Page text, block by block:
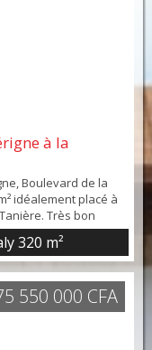
à la
Boulevard de la
idéalement placé à
Très bon
R+1 (habitation +
de
Visibilité maximale –
320 m²
550 000 CFA